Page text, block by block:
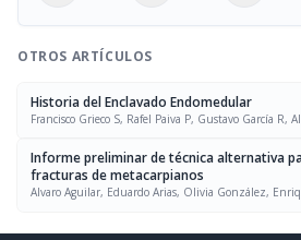
OTROS ARTÍCULOS
Historia del Enclavado Endomedular
Francisco Grieco S, Rafel Paiva P, Gustavo García R,
Informe preliminar de técnica alternativa
fracturas de metacarpianos
Alvaro Aguilar, Eduardo Arias, Olivia González,